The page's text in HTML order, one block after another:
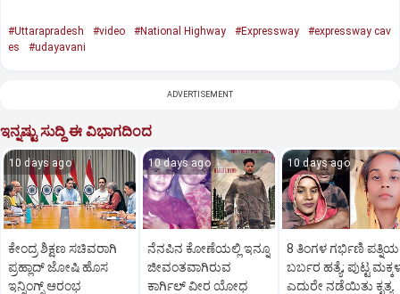
#Uttarapradesh #video #National Highway #Expressway
#expressway cav
es
#udayavani
ADVERTISEMENT
ಇನ್ನಷ್ಟು ಸುದ್ದಿ ಈ ವಿಭಾಗದಿಂದ
10 days ago
ಕೇಂದ್ರ ಶಿಕ್ಷಣ ಸಚಿವರಾಗಿ
ಪ್ರಹ್ಲಾದ್‌ ಜೋಷಿ ಹೊಸ
ಇನ್ನಿಂಗ್ಸ್‌ ಆರಂಭ
10 days ago
ನೆನಪಿನ ಕೋಣೆಯಲ್ಲಿ ಇನ್ನೂ
ಜೀವಂತವಾಗಿರುವ
ಕಾರ್ಗಿಲ್ ವೀರ ಯೋಧ
10 days ago
8 ತಿಂಗಳ ಗರ್ಭಿಣಿ ಪತ್ನಿಯ
ಬರ್ಬರ ಹತ್ಯೆ; ಪುಟ್ಟ
ಎದುರೇ ನಡೆಯಿತು ಕೃತ್ಯ